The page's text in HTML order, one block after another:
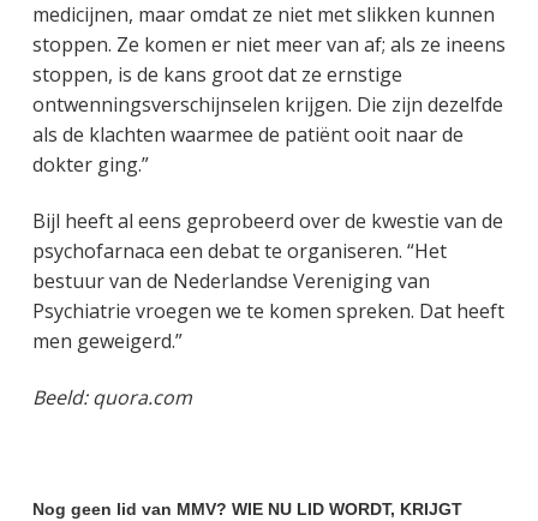
medicijnen, maar omdat ze niet met slikken kunnen
stoppen. Ze komen er niet meer van af; als ze ineens
stoppen, is de kans groot dat ze ernstige
ontwenningsverschijnselen krijgen. Die zijn dezelfde
als de klachten waarmee de patiënt ooit naar de
dokter ging.”
Bijl heeft al eens geprobeerd over de kwestie van de
psychofarnaca een debat te organiseren. “Het
bestuur van de Nederlandse Vereniging van
Psychiatrie vroegen we te komen spreken. Dat heeft
men geweigerd.”
Beeld: quora.com
Nog geen lid van MMV? WIE NU LID WORDT, KRIJGT